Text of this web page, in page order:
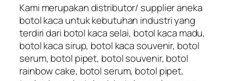
Kami merupakan distributor/ supplier aneka
botol kaca untuk kebutuhan industri yang
terdiri dari botol kaca selai, botol kaca madu,
botol kaca sirup, botol kaca souvenir, botol
serum, botol pipet, botol souvenir, botol
rainbow cake, botol serum, botol pipet,